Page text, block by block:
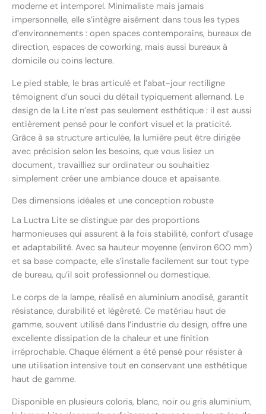
moderne et intemporel. Minimaliste mais jamais
impersonnelle, elle s’intègre aisément dans tous les types
d’environnements : open spaces contemporains, bureaux de
direction, espaces de coworking, mais aussi bureaux à
domicile ou coins lecture.
Le pied stable, le bras articulé et l’abat-jour rectiligne
témoignent d’un souci du détail typiquement allemand. Le
design de la Lite n’est pas seulement esthétique : il est aussi
entièrement pensé pour le confort visuel et la praticité.
Grâce à sa structure articulée, la lumière peut être dirigée
avec précision selon les besoins, que vous lisiez un
document, travailliez sur ordinateur ou souhaitiez
simplement créer une ambiance douce et apaisante.
Des dimensions idéales et une conception robuste
La Luctra Lite se distingue par des proportions
harmonieuses qui assurent à la fois stabilité, confort d’usage
et adaptabilité. Avec sa hauteur moyenne (environ 600 mm)
et sa base compacte, elle s’installe facilement sur tout type
de bureau, qu’il soit professionnel ou domestique.
Le corps de la lampe, réalisé en aluminium anodisé, garantit
résistance, durabilité et légèreté. Ce matériau haut de
gamme, souvent utilisé dans l’industrie du design, offre une
excellente dissipation de la chaleur et une finition
irréprochable. Chaque élément a été pensé pour résister à
une utilisation intensive tout en conservant une esthétique
haut de gamme.
Disponible en plusieurs coloris, blanc, noir ou gris aluminium,